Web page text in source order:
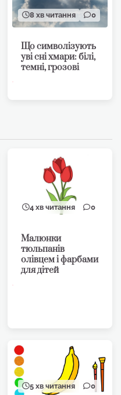
8 хв читання 0
Що символізують
уві сні хмари: білі,
темні, грозові
4 хв читання 0
Малюнки
тюльпанів
олівцем і фарбами
для дітей
5 хв читання 0